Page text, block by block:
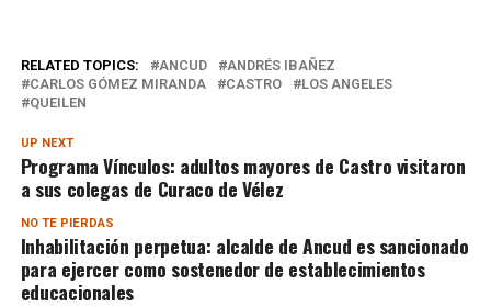
RELATED TOPICS: ANCUD
ANDRÉS IBAÑEZ
CARLOS GÓMEZ MIRANDA
CASTRO
LOS ANGELES
QUEILEN
UP NEXT
Programa Vínculos: adultos mayores de Castro visitaron
a sus colegas de Curaco de Vélez
NO TE PIERDAS
Inhabilitación perpetua: alcalde de Ancud es sancionado
para ejercer como sostenedor de establecimientos
educacionales